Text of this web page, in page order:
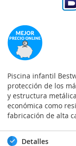
Piscina infantil
protección de los
y estructura
económica como
fabricación de alta
Detalles